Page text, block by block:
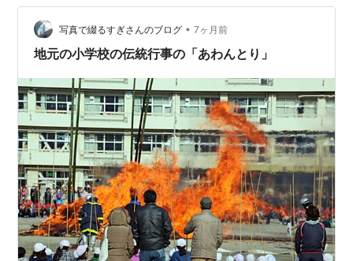
Youtube「柴兄妹の愉快な日々」は”柴兄妹”と検索すると
表示されます！ 現在vol.215まで更新中！
写真で綴るすぎさんのブログ • 7ヶ月前
地元の小学校の伝統行事の「あわんとり」